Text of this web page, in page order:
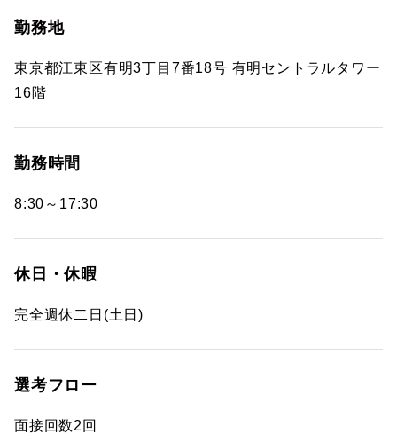
勤務地
東京都江東区有明3丁目7番18号 有明セントラルタワー
16階
勤務時間
8:30～17:30
休日・休暇
完全週休二日(土日)
選考フロー
面接回数2回